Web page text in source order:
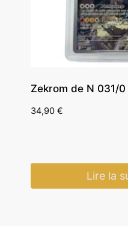
Zekrom de N 031/0
34,90 €
Lire la